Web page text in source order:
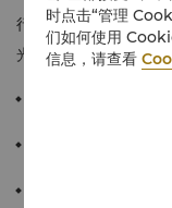
行政套房宽敞舒适，配
光，并与豪华客房连通
此连通房型包含一
可饱览活力武汉的
≈122平方米/1313平
时点击“管理
们如何使用
信息，请查看